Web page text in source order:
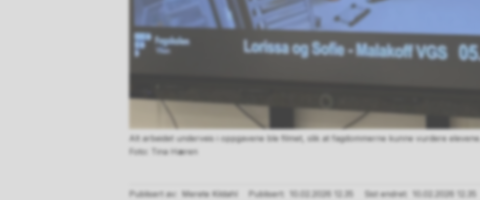
Alt arbeidet underveis i oppgavene ble filmet, slik at fagdommerne kunne vurdere elevene.
Tina Hæren
Publisert av Merete Kildahl Publisert 10.02.2026 12.35 Sist endret 10.02.2026 12.35